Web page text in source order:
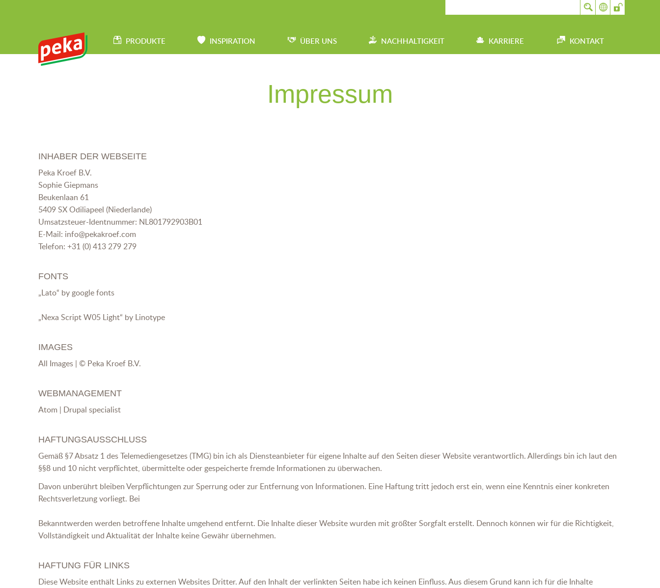
PRODUKTE INSPIRATION ÜBER UNS NACHHALTIGKEIT KARRIERE KONTAKT
Impressum
INHABER DER WEBSEITE
Peka Kroef B.V.
Sophie Giepmans
Beukenlaan 61
5409 SX Odiliapeel (Niederlande)
Umsatzsteuer-Identnummer: NL801792903B01
E-Mail: info@pekakroef.com
Telefon: +31 (0) 413 279 279
FONTS
„Lato“ by google fonts
„Nexa Script W05 Light“ by Linotype
IMAGES
All Images | © Peka Kroef B.V.
WEBMANAGEMENT
Atom | Drupal specialist
HAFTUNGSAUSSCHLUSS
Gemäß §7 Absatz 1 des Telemediengesetzes (TMG) bin ich als Diensteanbieter für eigene Inhalte auf den Seiten dieser Website verantwortlich. Allerdings bin ich laut den
§§8 und 10 nicht verpflichtet, übermittelte oder gespeicherte fremde Informationen zu überwachen.
Davon unberührt bleiben Verpflichtungen zur Sperrung oder zur Entfernung von Informationen. Eine Haftung tritt jedoch erst ein, wenn eine Kenntnis einer konkreten
Rechtsverletzung vorliegt. Bei
Bekanntwerden werden betroffene Inhalte umgehend entfernt. Die Inhalte dieser Website wurden mit größter Sorgfalt erstellt. Dennoch können wir für die Richtigkeit,
Vollständigkeit und Aktualität der Inhalte keine Gewähr übernehmen.
HAFTUNG FÜR LINKS
Diese Website enthält Links zu externen Websites Dritter. Auf den Inhalt der verlinkten Seiten habe ich keinen Einfluss. Aus diesem Grund kann ich für die Inhalte